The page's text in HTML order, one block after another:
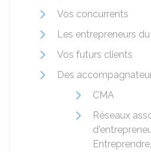
Vos concurrents
Les entrepreneurs
Vos futurs clients
Des
CMA
Réseaux